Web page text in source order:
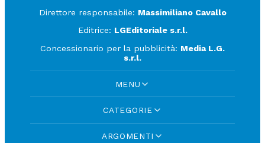
Direttore responsabile: Massimiliano Cavallo
Editrice: LGEditoriale s.r.l.
Concessionario per la pubblicità: Media L.G.
s.r.l.
MENU
CATEGORIE
ARGOMENTI